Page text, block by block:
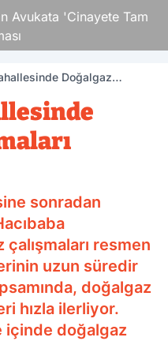
Avukata 'Cinayete Tam
Doğalgaz
sonradan
resmen
uzun süredir
doğalgaz
hızla ilerliyor.
içinde doğalgaz